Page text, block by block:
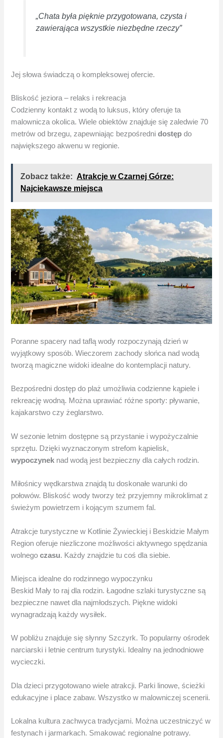
„Chata była pięknie przygotowana, czysta i
zawierająca wszystkie niezbędne rzeczy”
Jej słowa świadczą o kompleksowej ofercie.
Bliskość jeziora – relaks i rekreacja
Codzienny kontakt z wodą to luksus, który oferuje ta
malownicza okolica. Wiele obiektów znajduje się zaledwie 70
metrów od brzegu, zapewniając bezpośrednidostęp do
największego akwenu w regionie.
Zobacz także: Atrakcje w Czarnej Górze​:
Najciekawsze miejsca
Poranne spacery nad taflą wody rozpoczynają dzień w
wyjątkowy sposób. Wieczorem zachody słońca nad wodą
tworzą magiczne widoki idealne do kontemplacji natury.
Bezpośredni dostęp do plaż umożliwia codzienne kąpiele i
rekreację wodną. Można uprawiać różne sporty: pływanie,
kajakarstwo czy żeglarstwo.
W sezonie letnim dostępne są przystanie i wypożyczalnie
sprzętu. Dzięki wyznaczonym strefom kąpielisk,
wypoczynek nad wodą jest bezpieczny dla całych rodzin.
Miłośnicy wędkarstwa znajdą tu doskonałe warunki do
połowów. Bliskość wody tworzy też przyjemny mikroklimat z
świeżym powietrzem i kojącym szumem fal.
Atrakcje turystyczne w Kotlinie Żywieckiej i Beskidzie Małym
Region oferuje niezliczone możliwości aktywnego spędzania
wolnegoczasu. Każdy znajdzie tu coś dla siebie.
Miejsca idealne do rodzinnego wypoczynku
Beskid Mały to raj dla rodzin. Łagodne szlaki turystyczne są
bezpieczne nawet dla najmłodszych. Piękne widoki
wynagradzają każdy wysiłek.
W pobliżu znajduje się słynny Szczyrk. To popularny ośrodek
narciarski i letnie centrum turystyki. Idealny na jednodniowe
wycieczki.
Dla dzieci przygotowano wiele atrakcji. Parki linowe, ścieżki
edukacyjne i place zabaw. Wszystko w malowniczej scenerii.
Lokalna kultura zachwyca tradycjami. Można uczestniczyć w
festynach i jarmarkach. Smakować regionalne potrawy.